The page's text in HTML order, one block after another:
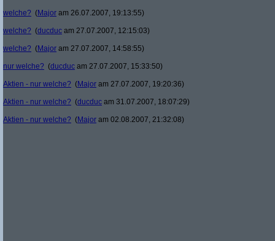
welche? (Major am 26.07.2007, 19:13:55)
welche? (ducduc am 27.07.2007, 12:15:03)
welche? (Major am 27.07.2007, 14:58:55)
nur welche? (ducduc am 27.07.2007, 15:33:50)
Aktien - nur welche? (Major am 27.07.2007, 19:20:36)
Aktien - nur welche? (ducduc am 31.07.2007, 18:07:29)
Aktien - nur welche? (Major am 02.08.2007, 21:32:08)